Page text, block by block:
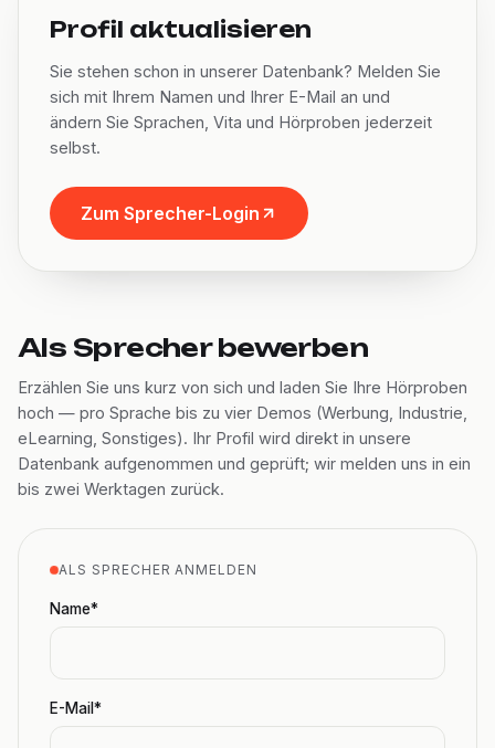
Profil aktualisieren
Sie stehen schon in unserer Datenbank? Melden Sie
sich mit Ihrem Namen und Ihrer E-Mail an und
ändern Sie Sprachen, Vita und Hörproben jederzeit
selbst.
Zum Sprecher-Login
Als Sprecher bewerben
Erzählen Sie uns kurz von sich und laden Sie Ihre Hörproben
hoch — pro Sprache bis zu vier Demos (Werbung, Industrie,
eLearning, Sonstiges). Ihr Profil wird direkt in unsere
Datenbank aufgenommen und geprüft; wir melden uns in ein
bis zwei Werktagen zurück.
ALS SPRECHER ANMELDEN
Name*
E-Mail*